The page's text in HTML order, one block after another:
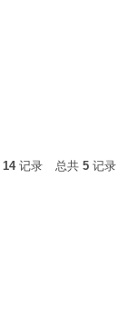
14记录 总共 5 记录